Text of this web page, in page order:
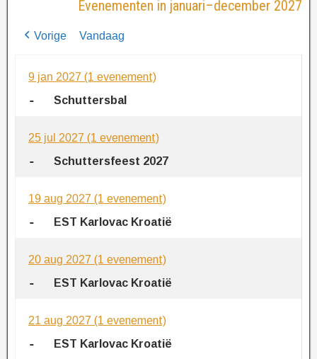
Evenementen in januari–december 2027
Vorige Vandaag
9 jan 2027 (1 evenement)
- Schuttersbal
25 jul 2027 (1 evenement)
- Schuttersfeest 2027
19 aug 2027 (1 evenement)
- EST Karlovac Kroatië
20 aug 2027 (1 evenement)
- EST Karlovac Kroatië
21 aug 2027 (1 evenement)
- EST Karlovac Kroatië